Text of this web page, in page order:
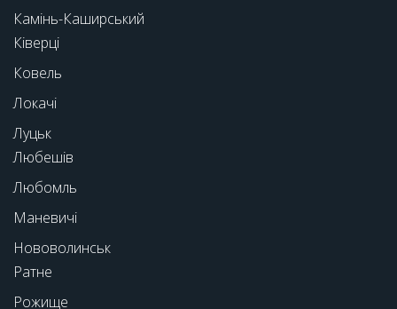
Камінь-Каширський
Ківерці
Ковель
Локачі
Луцьк
Любешів
Любомль
Маневичі
Нововолинськ
Ратне
Рожище